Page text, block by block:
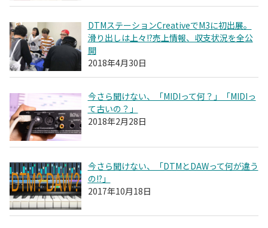
DTMステーションCreativeでM3に初出展。
滑り出しは上々!?売上情報、収支状況を全公
開
2018年4月30日
今さら聞けない、「MIDIって何？」「MIDIっ
て古いの？」
2018年2月28日
今さら聞けない、「DTMとDAWって何が違う
の!?」
2017年10月18日